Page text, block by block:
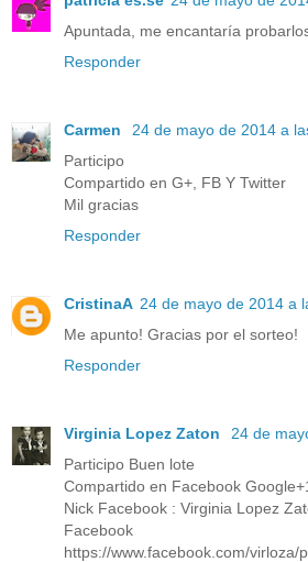
Apuntada, me encantaría
Responder
Carmen
24 de mayo de 2014 a
Participo
Compartido en G+, FB Y Twitter
Mil gracias
Responder
CristinaA 24 de mayo de 2014 a
Me apunto! Gracias por el sorteo!
Responder
Virginia Lopez Zaton
24 de
Participo Buen lote
Compartido en Facebook
Nick Facebook : Virginia Lopez
https://www.facebook.com/virloza/